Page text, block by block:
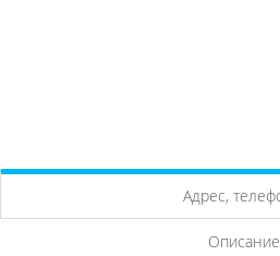
Адрес,
Описание